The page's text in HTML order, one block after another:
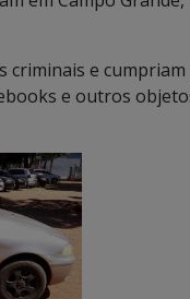
criminais e
e outros